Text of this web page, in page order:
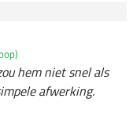
hem niet snel als
afwerking.